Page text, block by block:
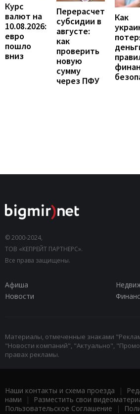
Курс
валют на
10.08.2026:
евро
пошло
вниз
Перерасчет
субсидии в
августе:
как
проверить
новую
сумму
через ПФУ
Как
© 2000-2024,
ТОВ «КЕПРЕЙТ ПАРТНЕРС».
Все права защищены.
Афиша
Новости
Материалы, отмеченные знаками
"Новости компаний", "Актуально",
правах рекламы.
Наши контакты и схема проезда |
нами | Разместить свои
Пользовательское Соглашение |